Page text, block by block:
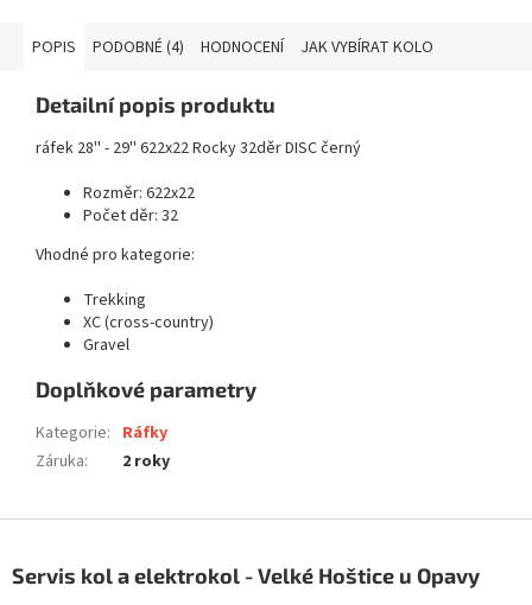
POPIS PODOBNÉ (4) HODNOCENÍ JAK VYBÍRAT KOLO
Detailní popis produktu
ráfek 28'' - 29'' 622x22 Rocky 32děr DISC černý
Rozměr: 622x22
Počet děr: 32
Vhodné pro kategorie:
Trekking
XC (cross-country)
Gravel
Doplňkové parametry
Kategorie: Ráfky
Záruka: 2 roky
pServis kol a elektrokol - Velké Hoštice u Opavy